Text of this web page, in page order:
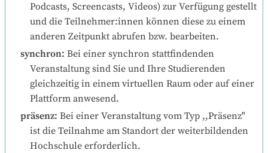
Podcasts, Screencasts, Videos) zur Verfügung gestellt
und die Teilnehmer:innen können diese zu einem
anderen Zeitpunkt abrufen bzw. bearbeiten.
synchron: Bei einer synchron stattfindenden
Veranstaltung sind Sie und Ihre Studierenden
gleichzeitig in einem virtuellen Raum oder auf einer
Plattform anwesend.
präsenz: Bei einer Veranstaltung vom Typ ,,Präsenz"
ist die Teilnahme am Standort der weiterbildenden
Hochschule erforderlich.